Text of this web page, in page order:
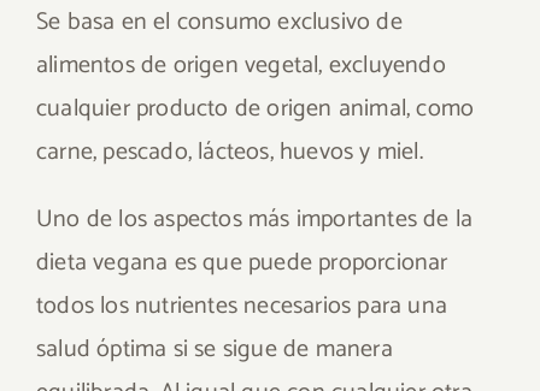
Se basa en el consumo exclusivo de
alimentos de origen vegetal, excluyendo
cualquier producto de origen animal, como
carne, pescado, lácteos, huevos y miel.
Uno de los aspectos más importantes de la
dieta vegana es que puede proporcionar
todos los nutrientes necesarios para una
salud óptima si se sigue de manera